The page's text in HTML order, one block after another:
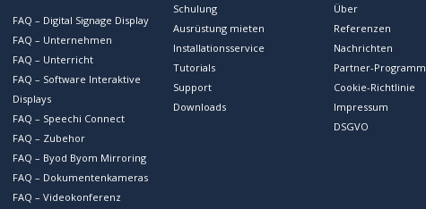
FAQ – Digital Signage Display
FAQ – Unternehmen
FAQ – Unterricht
FAQ – Software Interaktive
Displays
FAQ – Speechi Connect
FAQ – Zubehor
FAQ – Byod Byom Mirroring
FAQ – Dokumentenkameras
FAQ – Videokonferenz
Schulung
Ausrüstung mieten
Installationsservice
Tutorials
Support
Downloads
Über
Referenzen
Nachrichten
Partner-Programm
Cookie-Richtlinie
Impressum
DSGVO